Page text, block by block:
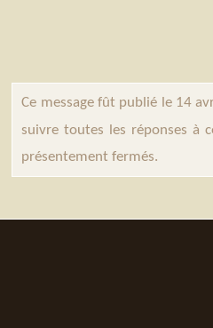
Ce message fût publié le 14
suivre toutes les réponses à
présentement fermés.